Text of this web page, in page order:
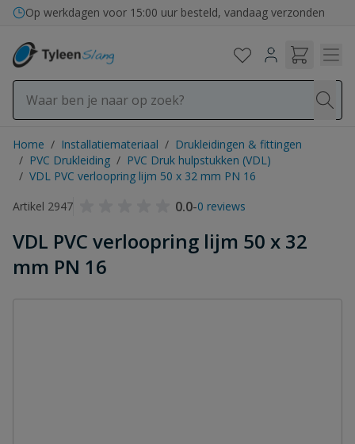
Ga naar de inhoud
Op werkdagen voor 15:00 uur besteld, vandaag verzonden
Home / Installatiemateriaal / Drukleidingen & fittingen
/ PVC Drukleiding / PVC Druk hulpstukken (VDL)
/ VDL PVC verloopring lijm 50 x 32 mm PN 16
Artikel 2947
0.0-0 reviews
VDL PVC verloopring lijm 50 x 32
mm PN 16